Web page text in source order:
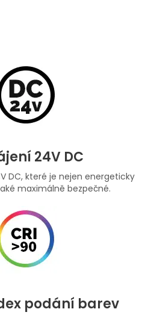
24V DC
DC, které je nejen energeticky
maximálně bezpečné.
podání barev